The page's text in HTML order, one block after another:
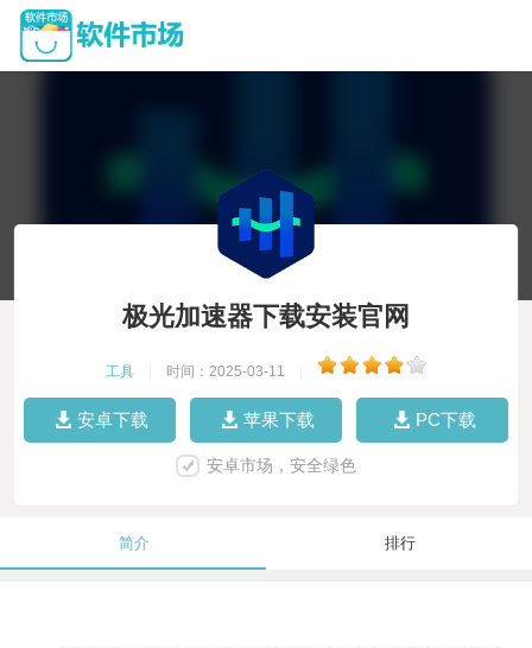
极光加速器下载安装官网
工具 时间：2025-03-11
安卓下载 苹果下载 PC下载
安卓市场，安全绿色
简介 排行